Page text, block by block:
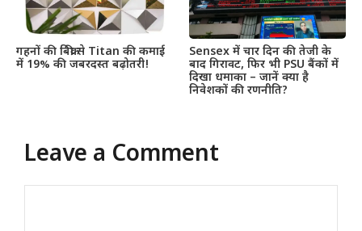
गहनों की बिक्री से Titan की कमाई
में 19% की जबरदस्त बढ़ोतरी!
Sensex में चार दिन की तेजी के
बाद गिरावट, फिर भी PSU बैंकों में
दिखा धमाका – जानें क्या है
निवेशकों की रणनीति?
Leave a Comment